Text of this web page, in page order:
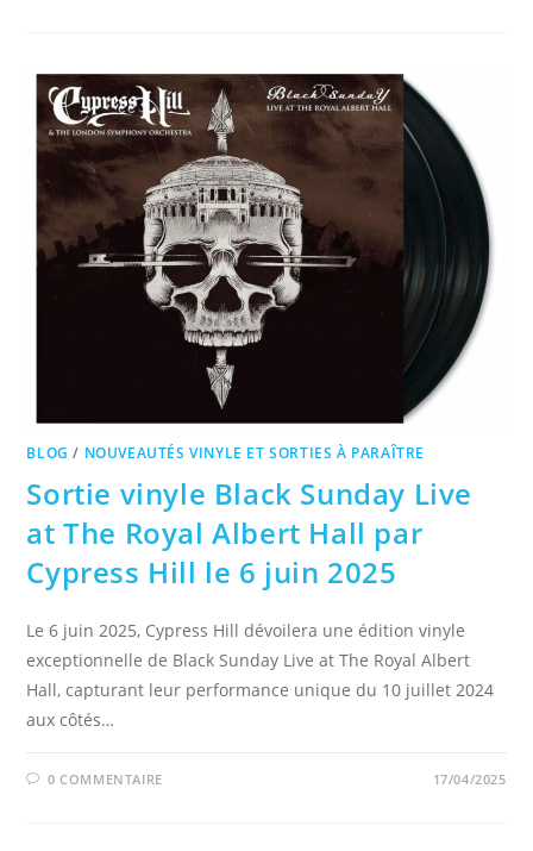
BLOG / NOUVEAUTÉS VINYLE ET SORTIES À PARAÎTRE
Sortie vinyle Black Sunday Live
at The Royal Albert Hall par
Cypress Hill le 6 juin 2025​
Le 6 juin 2025, Cypress Hill dévoilera une édition vinyle
exceptionnelle de Black Sunday Live at The Royal Albert
Hall, capturant leur performance unique du 10 juillet 2024
aux côtés…
0 COMMENTAIRE 17/04/2025